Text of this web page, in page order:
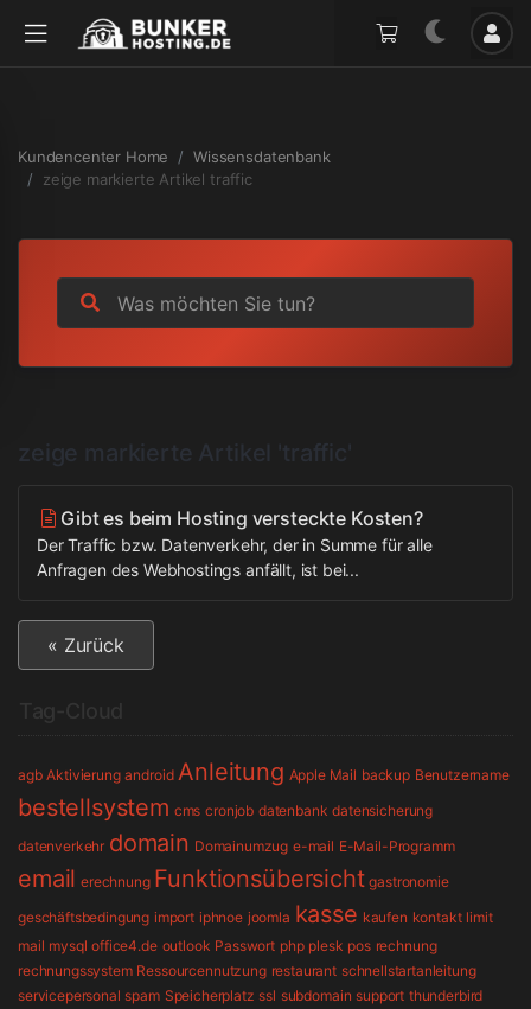
Kundencenter Home
Wissensdatenbank
zeige markierte Artikel traffic
zeige markierte Artikel 'traffic'
Gibt es beim Hosting versteckte Kosten?
Der Traffic bzw. Datenverkehr, der in Summe für alle
Anfragen des Webhostings anfällt, ist bei...
« Zurück
agb Aktivierung android Anleitung Apple Mail backup Benutzername
bestellsystem cms cronjob datenbank datensicherung
datenverkehr domain Domainumzug e-mail E-Mail-Programm
email erechnung Funktionsübersicht gastronomie
geschäftsbedingung import iphnoe joomla kasse kaufen kontakt limit
mail mysql office4.de outlook Passwort php plesk pos rechnung
rechnungssystem Ressourcennutzung restaurant schnellstartanleitung
servicepersonal spam Speicherplatz ssl subdomain support thunderbird